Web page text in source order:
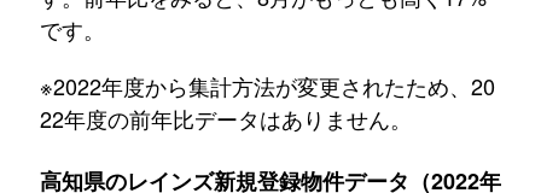
です。
※2022年度から集計方法が変更されたため、20
22年度の前年比データはありません。
高知県のレインズ新規登録物件データ（2022年11